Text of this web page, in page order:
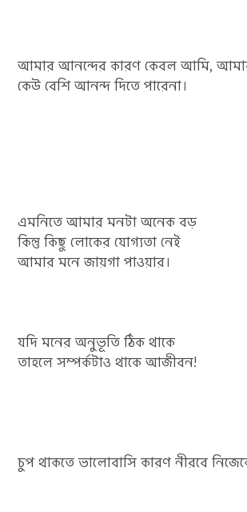
আমার আনন্দের কারণ কেবল আমি,
কেউ বেশি আনন্দ দিতে পারেনা।
এমনিতে আমার মনটা অনেক বড়
কিন্তু কিছু লোকের যোগ্যতা নেই
আমার মনে জায়গা পাওয়ার।
যদি মনের অনুভূতি ঠিক থাকে
তাহলে সম্পর্কটাও থাকে আজীবন!
চুপ থাকতে ভালোবাসি কারণ নীরবে